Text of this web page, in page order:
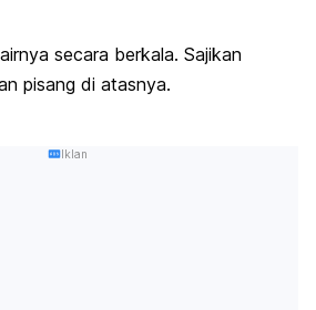
secara berkala. Sajikan
pisang di atasnya.
Iklan